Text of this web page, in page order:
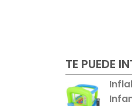
TE PUEDE